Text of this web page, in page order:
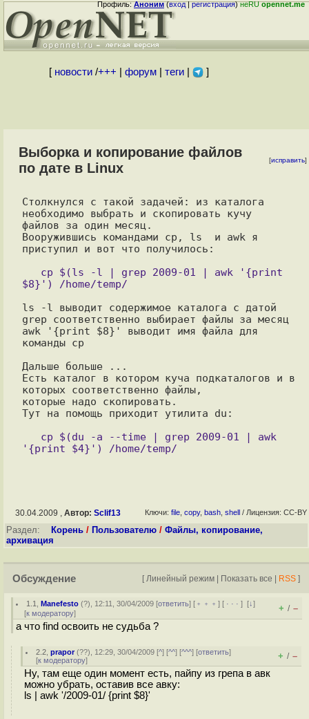
Профиль:Аноним(вход|регистрация)неRUopennet.me
[ новости/+++ форум| теги| ]
Выборка и копирование файлов
по дате в Linux
[исправить]
Столкнулся с такой задачей: из каталога
необходимо выбрать и скопировать кучу
файлов за один месяц.
Вооружившись командами cp, ls  и awk я
приступил и вот что получилось:
ls -l выводит содержимое каталога с датой
grep соответственно выбирает файлы за месяц
awk '{print $8}' выводит имя файла для
команды cp
Дальше больше ...
Есть каталог в котором куча подкаталогов и в
которых соответственно файлы,
которые надо скопировать.
Тут на помощь приходит утилита du:
30.04.2009 , Автор: Sclif13 Ключи: file copy, bash shell / Лицензия: CC-BY
Раздел: Корень / Пользователю / Файлы, копирование,
архивация
Обсуждение [ Линейный режим | Показать все | RSS ]
1.1 ,Manefesto (?), 12:11, 30/04/2009 [ответить] [ ﹢﹢﹢] [ · · ·][↓]
[к модератору] + / –
а что find освоить не судьба ?
2.2 ,prapor(??), 12:29, 30/04/2009 [^] [^^] [^^^] [ответить]
[к модератору] + / –
Ну, там еще один момент есть, пайпу из грепа в авк
можно убрать, оставив все авку:
ls | awk '/2009-01/ {print $8}'